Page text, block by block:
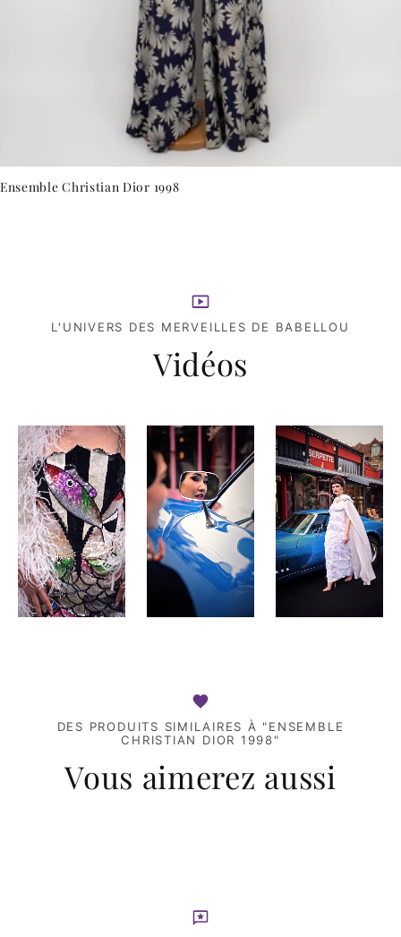
Ensemble Christian Dior 1998
L'UNIVERS DES MERVEILLES DE BABELLOU
Vidéos
DES PRODUITS SIMILAIRES À "ENSEMBLE
CHRISTIAN DIOR 1998"
Vous aimerez aussi